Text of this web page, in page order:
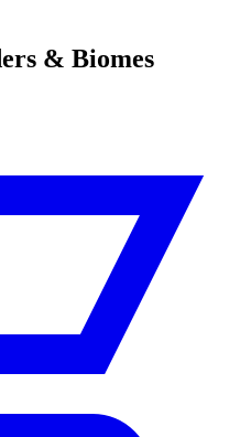
& Biomes